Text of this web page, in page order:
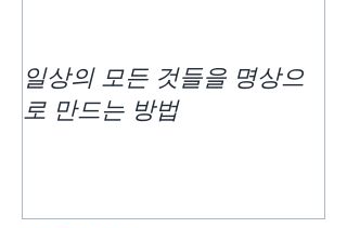
일상의 모든 것들을 명상으
로 만드는 방법